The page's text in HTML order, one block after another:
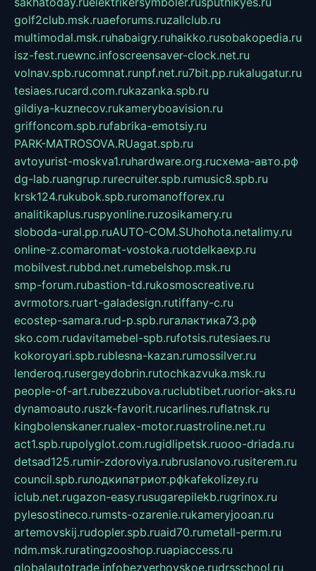
golf2club.msk.ruaeforums.ruzallclub.ru
multimodal.msk.ruhabaigry.ruhaikko.rusobakopedia.ru
isz-fest.ruewnc.infoscreensaver-clock.net.ru
volnav.spb.rucomnat.runpf.net.ru7bit.pp.rukalugatur.ru
tesiaes.rucard.com.rukazanka.spb.ru
gildiya-kuznecov.rukameryboavision.ru
griffoncom.spb.rufabrika-emotsiy.ru
PARK-MATROSOVA.RUagat.spb.ru
avtoyurist-moskva1.ruhardware.org.ruсхема-авто.рф
dg-lab.ruangrup.rurecruiter.spb.rumusic8.spb.ru
krsk124.rukubok.spb.ruromanofforex.ru
analitikaplus.ruspyonline.ruzosikamery.ru
sloboda-ural.pp.ruAUTO-COM.SUhohota.netalimy.ru
online-z.comaromat-vostoka.ruotdelkaexp.ru
mobilvest.rubbd.net.rumebelshop.msk.ru
smp-forum.rubastion-td.rukosmoscreative.ru
avrmotors.ruart-galadesign.rutiffany-c.ru
ecostep-samara.rud-p.spb.ruгалактика73.рф
sko.com.rudavitamebel-spb.rufotsis.rutesiaes.ru
kokoroyari.spb.rublesna-kazan.rumossilver.ru
lenderoq.rusergeydobrin.rutochkazvuka.msk.ru
people-of-art.rubezzubova.ruclubtibet.ruorior-aks.ru
dynamoauto.ruszk-favorit.rucarlines.ruflatnsk.ru
kingbolenskaner.rualex-motor.ruastroline.net.ru
act1.spb.rupolyglot.com.rugidlipetsk.ruooo-driada.ru
detsad125.rumir-zdoroviya.rubruslanovo.rusiterem.ru
council.spb.ruлодкипатриот.рфkafekolizey.ru
iclub.net.rugazon-easy.rusugarepilekb.rugrinox.ru
pylesostineco.rumsts-ozarenie.rukameryjooan.ru
artemovskij.rudopler.spb.ruaid70.rumetall-perm.ru
ndm.msk.ruratingzooshop.ruapiaccess.ru
globalautotrade.infobezverhovskoe.rudrsschool.ru